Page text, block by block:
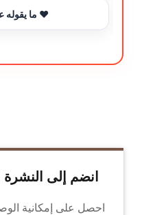
ما يقوله عملاؤنا ❤️
انضم إلى النشرة
احصل على إمكانية